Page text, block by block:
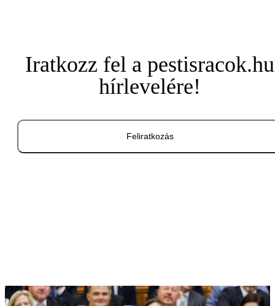
Iratkozz fel a pestisracok.hu
hírlevelére!
Feliratkozás